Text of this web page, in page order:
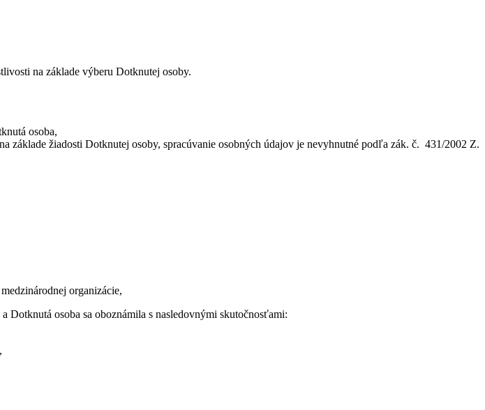
na základe výberu Dotknutej osoby.
osoba,
základe žiadosti Dotknutej osoby, spracúvanie osobných údajov je nevyhnutné podľa zák. č. 431/2002 Z.
organizácie,
Dotknutá osoba sa oboznámila s nasledovnými skutočnosťami: